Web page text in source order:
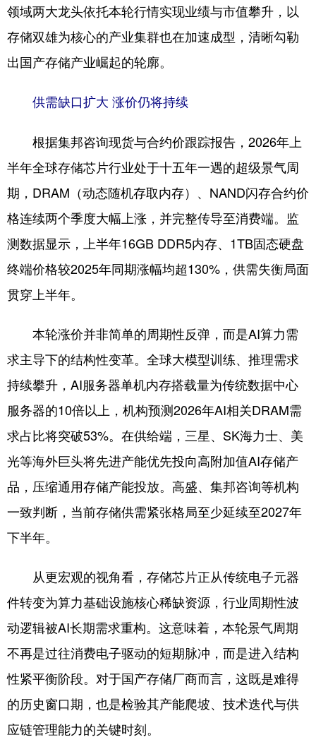
陕西 甘肃 青海 宁夏
新疆 内蒙古 黑龙江
多语种频道
Deutsch Português
领域两大龙头依托本轮行情实现业绩与市值攀升，以
存储双雄为核心的产业集群也在加速成型，清晰勾勒
出国产存储产业崛起的轮廓。
供需缺口扩大 涨价仍将持续
根据集邦咨询现货与合约价跟踪报告，2026年上
半年全球存储芯片行业处于十五年一遇的超级景气周
期，DRAM（动态随机存取内存）、NAND闪存合约价
格连续两个季度大幅上涨，并完整传导至消费端。监
测数据显示，上半年16GB DDR5内存、1TB固态硬盘
终端价格较2025年同期涨幅均超130%，供需失衡局面
贯穿上半年。
本轮涨价并非简单的周期性反弹，而是AI算力需
求主导下的结构性变革。全球大模型训练、推理需求
持续攀升，AI服务器单机内存搭载量为传统数据中心
服务器的10倍以上，机构预测2026年AI相关DRAM需
求占比将突破53%。在供给端，三星、SK海力士、美
光等海外巨头将先进产能优先投向高附加值AI存储产
品，压缩通用存储产能投放。高盛、集邦咨询等机构
一致判断，当前存储供需紧张格局至少延续至2027年
下半年。
从更宏观的视角看，存储芯片正从传统电子元器
件转变为算力基础设施核心稀缺资源，行业周期性波
动逻辑被AI长期需求重构。这意味着，本轮景气周期
不再是过往消费电子驱动的短期脉冲，而是进入结构
性紧平衡阶段。对于国产存储厂商而言，这既是难得
的历史窗口期，也是检验其产能爬坡、技术迭代与供
应链管理能力的关键时刻。